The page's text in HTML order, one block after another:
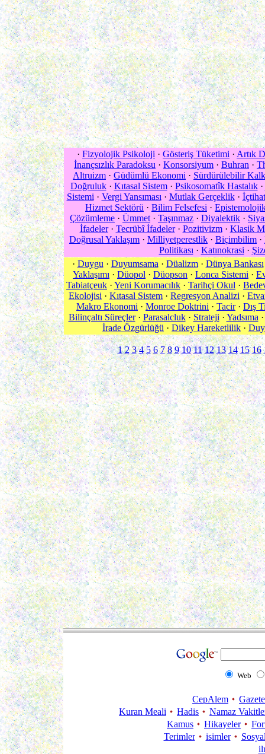
· Fizyolojik Psikoloji · Gösteriş Tüketimi · Artık
İnançsızlık Paradoksu · Konsorsiyum · Buhran ·
Altruizm · Güdümlü Ekonomi · Sürdürülebilir
Doğruluk· Kıtasal Sistem· Psikosomatîk Hastalık·
Sistemi · Vergi Yansıması · Mutlak Gerçeklik· İçtihat
Hizmet Sektörü · Bilim Felsefesi ·
Çözümleme · Ümmet · Taşınmaz · Diyalektik ·
İfadeler· Tecrübî İfadeler· Pozitivizm· Klasik
Doğrusal Yaklaşım · Milliyetperestlik · Biçimbilim ·
Politikası · Katınokrasi ·
· Duygu · Duyumsama · Düalizm· Dünya Bankası
Yaklaşımı · Düopol · Düopson · Lonca Sistemi ·
Tabiatçeuk · Yeni Korumacılık · Tarihçi Okul ·
Ekolojisi · Kıtasal Sistem · Regresyon Analizi ·
Makro Ekonomi · Monroe Doktrini · Tacir· Dış
Bilinçaltı Süreçler· Parasalcluk· Strateji · Yadsıma
İrade Özgürlüğü · Dikey Hareketlilik ·
1 2 3 4 5 6 7 8 9 10 11 12 13 14 15 16
Web
CepAlem
Kuran Meali
Hadis
Namaz
Kamus
Hikayeler
Terimler
isimler